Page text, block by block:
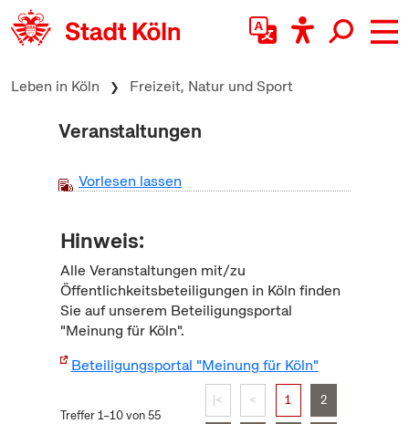
zum Inhalt springen
Leben in Köln Freizeit, Natur und Sport
Veranstaltungen
Vorlesen lassen
Hinweis:
Alle Veranstaltungen mit/zu
Öffentlichkeitsbeteiligungen in Köln finden
Sie auf unserem Beteiligungsportal
"Meinung für Köln".
Beteiligungsportal "Meinung für Köln"
Treffer 1–10 von 55
|< < 1 2